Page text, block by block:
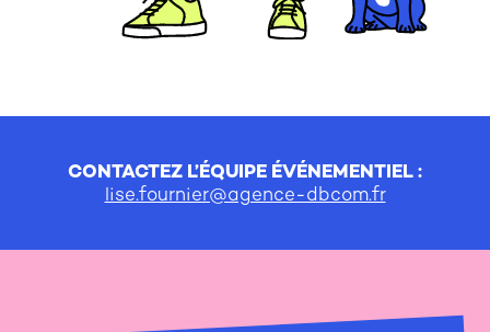
CONTACTEZ L’ÉQUIPE ÉVÉNEMENTIEL :
lise.fournier@agence-dbcom.fr